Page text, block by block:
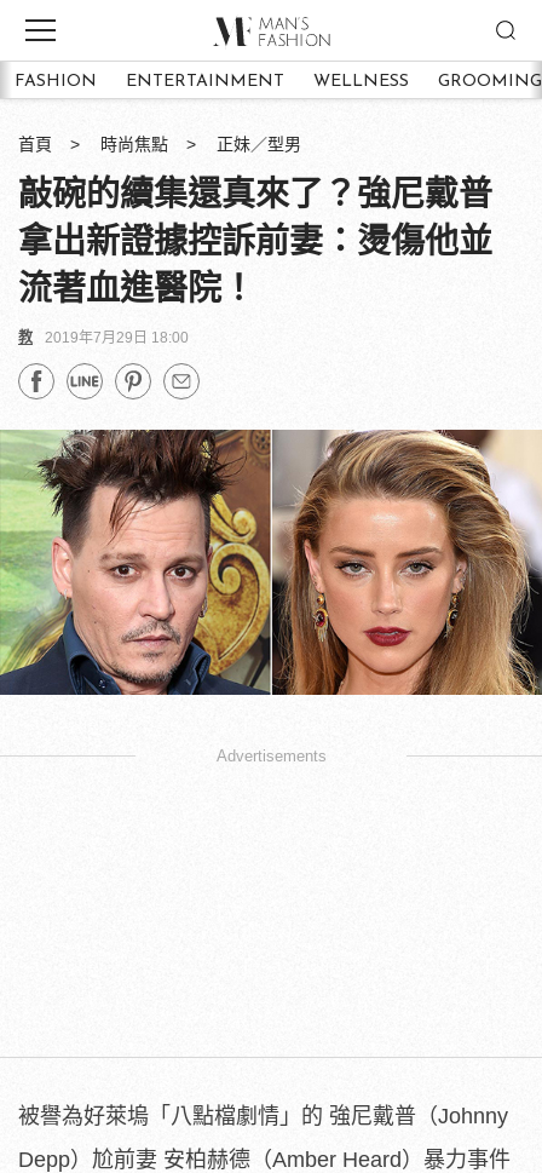
FASHION ENTERTAINMENT WELLNESS GROOMING
首頁 時尚焦點 正妹／型男
敲碗的續集還真來了？強尼戴普
拿出新證據控訴前妻：燙傷他並
流著血進醫院！
教 2019年7月29日 18:00
Advertisements
被譽為好萊塢「八點檔劇情」的 強尼戴普（Johnny
Depp）尬前妻 安柏赫德（Amber Heard）暴力事件